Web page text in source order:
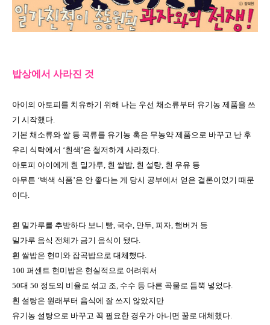
밥상에서 사라진 것
아이의 아토피를 치유하기 위해 나는 우선 채소류부터 유기농 제품을 쓰
기 시작했다
기본 채소류와 쌀 등 곡류를 유기농 혹은 무농약 제품으로 바꾸고 난 후
우리 식탁에서 ‘흰색 ’은 철저하게 사라졌다
아토피 아이에게 흰 밀가루 흰 쌀밥 흰 설탕 흰 우유 등
아무튼 ‘백색 식품’은 안 좋다는 게 당시 공부에서 얻은 결론이었기 때문
이다
흰 밀가루를 추방하다 보니 빵 국수 만두 피자 햄버거 등
밀가루 음식 전체가 금기 음식이 됐다
흰 쌀밥은 현미와 잡곡밥으로 대체했다
100 퍼센트 현미밥은 현실적으로 어려워서
50대 50 정도의 비율로 섞고 조 수수 등 다른 곡물로 듬뿍 넣었다
흰 설탕은 원래부터 음식에 잘 쓰지 않았지만
유기농 설탕으로 바꾸고 꼭 필요한 경우가 아니면 꿀로 대체했다